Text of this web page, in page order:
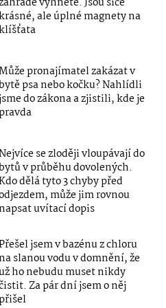
ale úplné magnety na
pronajímatel zakázat v
psa nebo kočku? Nahlídli
jsme do zákona a zjistili, kde je
pravda
se zloději vloupávají do
v průběhu dovolených.
dělá tyto 3 chyby před
může jim rovnou
napsat uvítací dopis
jsem v bazénu z chloru
na slanou vodu v domnění, že
ho nebudu muset nikdy
Za pár dní jsem o něj
přišel